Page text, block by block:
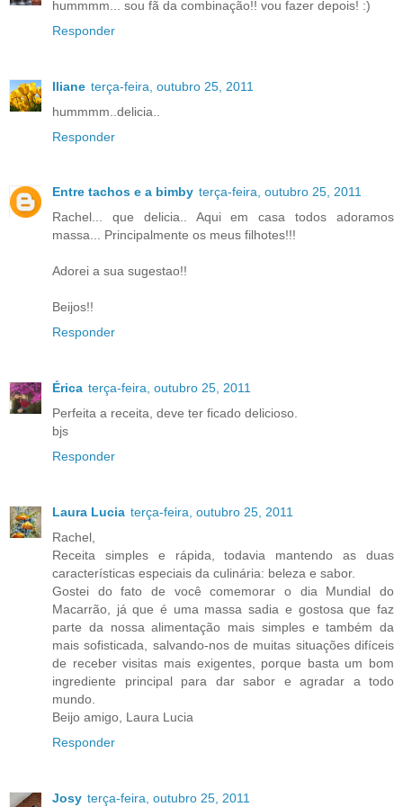
hummmm... sou fã da combinação!! vou fazer depois! :)
Responder
Iliane terça-feira, outubro 25, 2011
hummmm..delicia..
Responder
Entre tachos e a bimby terça-feira, outubro 25, 2011
Rachel... que delicia.. Aqui em casa todos adoramos
massa... Principalmente os meus filhotes!!!
Adorei a sua sugestao!!
Beijos!!
Responder
Érica terça-feira, outubro 25, 2011
Perfeita a receita, deve ter ficado delicioso.
bjs
Responder
Laura Lucia terça-feira, outubro 25, 2011
Rachel,
Receita simples e rápida, todavia mantendo as duas
características especiais da culinária: beleza e sabor.
Gostei do fato de você comemorar o dia Mundial do
Macarrão, já que é uma massa sadia e gostosa que faz
parte da nossa alimentação mais simples e também da
mais sofisticada, salvando-nos de muitas situações difíceis
de receber visitas mais exigentes, porque basta um bom
ingrediente principal para dar sabor e agradar a todo
mundo.
Beijo amigo, Laura Lucia
Responder
Josy terça-feira, outubro 25, 2011